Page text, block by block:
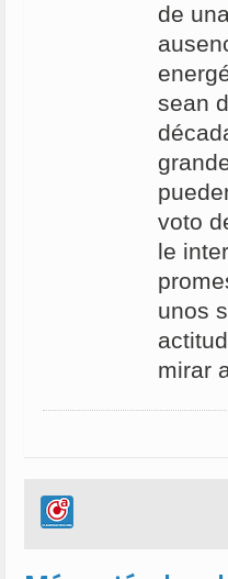
de
sean
voto
le
unos
mirar